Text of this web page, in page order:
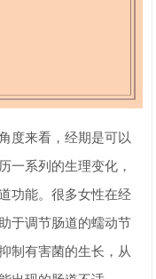
度来看，经期是可以
一系列的生理变化，
功能。很多女性在经
于调节肠道的蠕动节
制有害菌的生长，从